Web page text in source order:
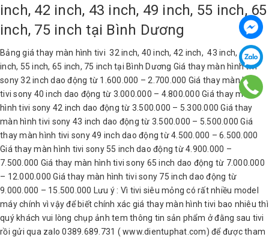
inch, 42 inch, 43 inch, 49 inch, 55 inch, 65
inch, 75 inch tại Bình Dương
Bảng giá thay màn hình tivi 32 inch, 40 inch, 42 inch, 43 inch, 49
inch, 55 inch, 65 inch, 75 inch tại Bình Dương Giá thay màn hình tivi
sony 32 inch dao động từ 1.600.000 – 2.700.000 Giá thay màn hình
tivi sony 40 inch dao động từ 3.000.000 – 4.800.000 Giá thay màn
hình tivi sony 42 inch dao động từ 3.500.000 – 5.300.000 Giá thay
màn hình tivi sony 43 inch dao động từ 3.500.000 – 5.500.000 Giá
thay màn hình tivi sony 49 inch dao động từ 4.500.000 – 6.500.000
Giá thay màn hình tivi sony 55 inch dao động từ 4.900.000 –
7.500.000 Giá thay màn hình tivi sony 65 inch dao động từ 7.000.000
– 12.000.000 Giá thay màn hình tivi sony 75 inch dao động từ
9.000.000 – 15.500.000 Lưu ý : Vì tivi siêu mỏng có rất nhiều model
máy chính vì vậy để biết chính xác giá thay màn hình tivi bao nhiêu thì
quý khách vui lòng chụp ảnh tem thông tin sản phẩm ở đằng sau tivi
rồi gửi qua zalo 0389.689.731 ( www.dientuphat.com) để được tham